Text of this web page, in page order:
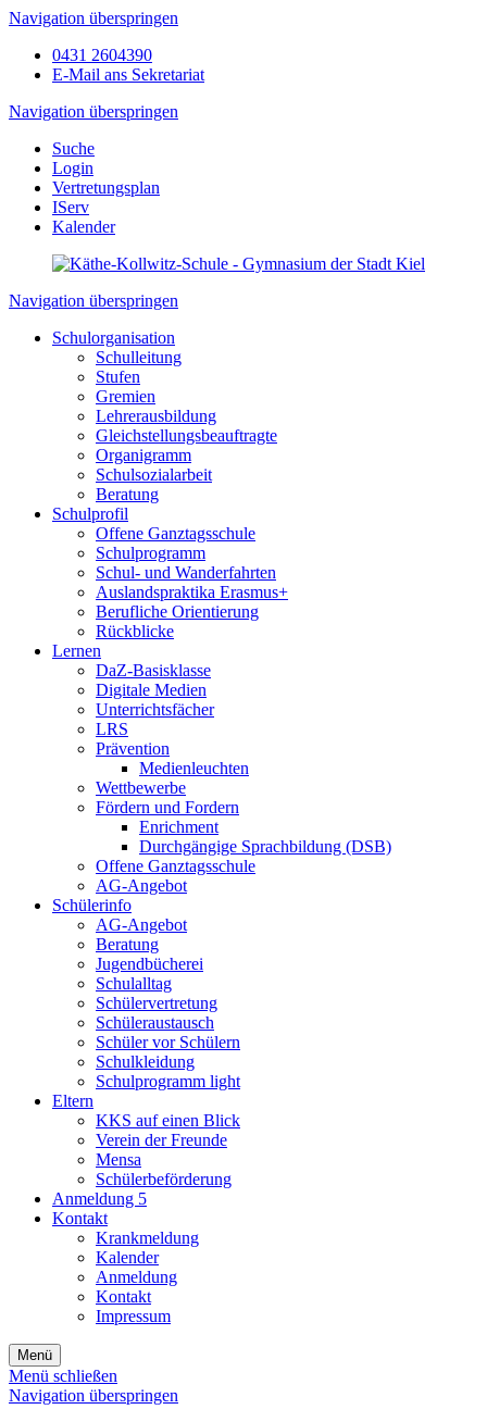
Navigation überspringen
0431 2604390
E-Mail ans Sekretariat
Navigation überspringen
Suche
Login
Vertretungsplan
IServ
Kalender
Navigation überspringen
Schulorganisation
Schulleitung
Stufen
Gremien
Lehrerausbildung
Gleichstellungsbeauftragte
Organigramm
Schulsozialarbeit
Beratung
Schulprofil
Offene Ganztagsschule
Schulprogramm
Schul- und Wanderfahrten
Auslandspraktika Erasmus+
Berufliche Orientierung
Rückblicke
Lernen
DaZ-Basisklasse
Digitale Medien
Unterrichtsfächer
LRS
Prävention
Medienleuchten
Wettbewerbe
Fördern und Fordern
Enrichment
Durchgängige Sprachbildung (DSB)
Offene Ganztagsschule
AG-Angebot
Schülerinfo
AG-Angebot
Beratung
Jugendbücherei
Schulalltag
Schülervertretung
Schüleraustausch
Schüler vor Schülern
Schulkleidung
Schulprogramm light
Eltern
KKS auf einen Blick
Verein der Freunde
Mensa
Schülerbeförderung
Anmeldung 5
Kontakt
Krankmeldung
Kalender
Anmeldung
Kontakt
Impressum
Menü
Menü schließen
Navigation überspringen